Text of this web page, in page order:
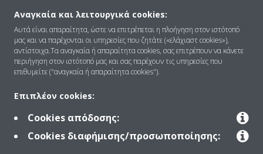
Ποιοι είμαστε
Λύσεις
Επικοινωνία
Αναγκαία και λειτουργικά cookies:
Αυτά είναι απαραίτητα, ώστε να επιτρέπεται η πλοήγηση στον ιστότοπό
μας και να παρέχονται οι υπηρεσίες που ζητάτε («ελάχιαστ cookies»),
αντίστοιχα.Τα αναγκαία ή απαραίτητα cookies, σας επιτρέπουν να κάνετε
περιήγηση στον ιστότοπό μας και σας παρέχουν τις υπηρεσίες που
επιθυμείτε ("αναγκαία ή απαραίτητα cookies").
Επιπλέον cookies:
Cookies απόδοσης:
Cookies διαφήμισης/προσωποποίησης: